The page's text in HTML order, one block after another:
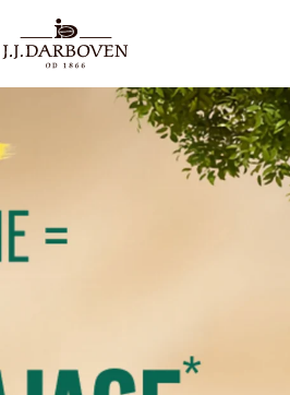
Wybierz kraj i
Odkryj nasze oferty
rynku
France
Nederland
NL